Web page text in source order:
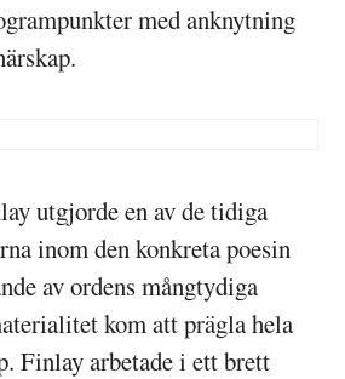
med anknytning
utgjorde en av de tidiga
inom den konkreta poesin
av ordens mångtydiga
kom att prägla hela
Finlay arbetade i ett brett